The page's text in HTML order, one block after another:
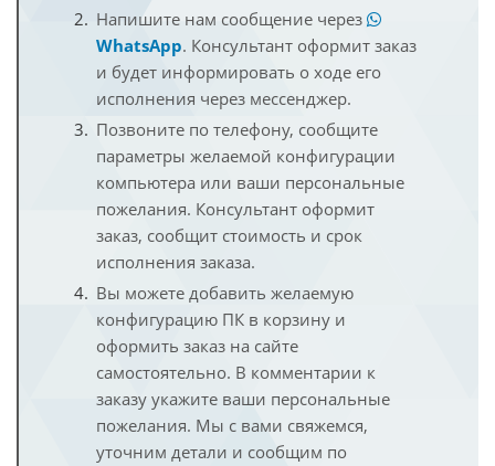
Напишите нам сообщение через
WhatsApp. Консультант оформит заказ
и будет информировать о ходе его
исполнения через мессенджер.
Позвоните по телефону, сообщите
параметры желаемой конфигурации
компьютера или ваши персональные
пожелания. Консультант оформит
заказ, сообщит стоимость и срок
исполнения заказа.
Вы можете добавить желаемую
конфигурацию ПК в корзину и
оформить заказ на сайте
самостоятельно. В комментарии к
заказу укажите ваши персональные
пожелания. Мы с вами свяжемся,
уточним детали и сообщим по